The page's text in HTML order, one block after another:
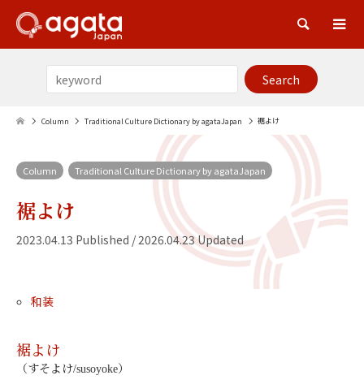
Column Traditional Culture Dictionary by agataJapan 裾よけ
Column Traditional Culture Dictionary by agataJapan
裾よけ
2023.04.13 Published / 2026.04.23 Updated
和装
裾よけ
（すそよけ/susoyoke）